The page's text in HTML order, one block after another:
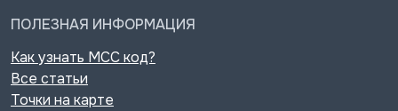
ПОЛЕЗНАЯ ИНФОРМАЦИЯ
Как узнать MCC код?
Все статьи
Точки на карте